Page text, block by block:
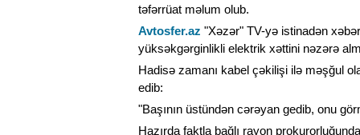
təfərrüat məlum olub.
Avtosfer.az "Xəzər" TV-yə istinadən
yüksəkgərginlikli elektrik xəttini nəzərə
Hadisə zamanı kabel çəkilişi ilə məşğul
edib:
"Başının üstündən cərəyan gedib, onu
Hazırda faktla bağlı rayon